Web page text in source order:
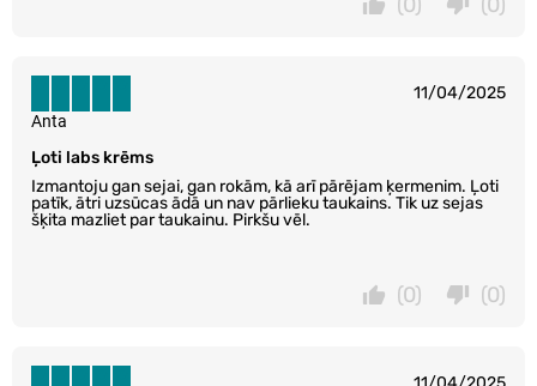
11/04/2025
Ļoti labs krēms
Izmantoju gan sejai, gan rokām, kā arī pārējam ķermenim. Ļoti
patīk, ātri uzsūcas ādā un nav pārlieku taukains. Tik uz sejas
šķita mazliet par taukainu. Pirkšu vēl.
Anta
(0)
(0)